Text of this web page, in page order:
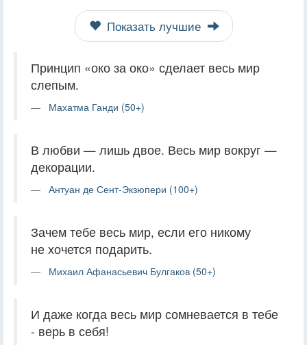
Показать лучшие
Принцип «око за око» сделает весь мир
слепым.
Махатма Ганди (50+)
В любви — лишь двое. Весь мир вокруг —
декорации.
Антуан де Сент-Экзюпери (100+)
Зачем тебе весь мир, если его никому
не хочется подарить.
Михаил Афанасьевич Булгаков (50+)
И даже когда весь мир сомневается в тебе
- верь в себя!